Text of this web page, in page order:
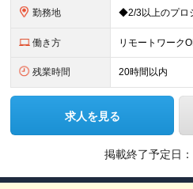
勤務地
働き方 リモートワーク
残業時間 20時間以内
求人を見る
掲載終了予定日：